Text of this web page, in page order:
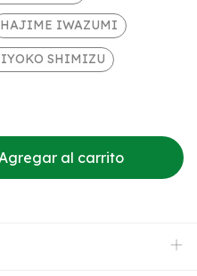
HAJIME IWAZUMI
SHIMIZU